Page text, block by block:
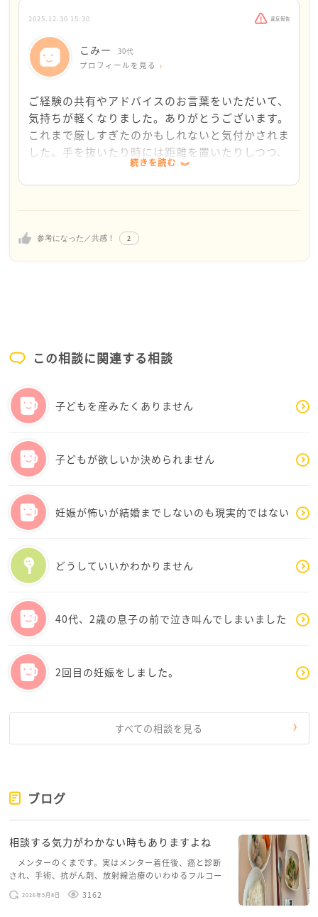
さんのご負担の重さを感じます。
正直申し上げて、その年齢のお子様を育てていて毎日
笑顔でいられるお母さんはほぼいないと思います。
てください。
私は仕事帰りのエレベーターで一人になると、今日も
頑張った！と笑顔を自分に返しています（かなり怪し
いおばさんですが）。
こみーさんは恐らくとても真面目なお母さんなのだろ
うなと想像しております。
げてください。
対しない、と心に誓いました。
お子様の安全が確保できるお部屋などに置いて、長く
は時間が取れなくてもその時間は好きな動画を見た
り、好きなアーティストの曲を聴いたり。
一瞬でも気分転換ができたら、違うかもしれません。
お母様の思い出があると、自分も近づいているのでは
と不安になられると思うのですが、今のこみーさんの
状況で神育児を継続できる親はいないと思うのです。
これではいけない、と考えることができるこみーさん
はそれだけで素敵なお母さまですよ。
受け継いでいるからに他なりませんし、こみーさんの
育児がオッケーだからですよ。
ちょっと離れる、この辺りをやってみていただけたら
嬉しいです。
少しお高いスィーツやコーヒーで、ほっとするお時間
を作っていただけたらと思います。
参考になった／共感！ 2
2025.12.30 15:30 違反報告
こみー 30代
プロフィールを見る
ご経験の共有やアドバイスのお言葉をいただいて、
気持ちが軽くなりました。ありがとうございます。
これまで厳しすぎたのかもしれないと気付かされま
した。手を抜いたり時には距離を置いたりしつつ、
気持ちを楽にいこうと思います。
続きを読む
この相談に関連する相談
子どもを産みたくありません
子どもが欲しいか決められません
妊娠が怖いが結婚までしないのも現実的ではない
どうしていいかわかりません
40代、2歳の息子の前で泣き叫んでしまいました
2回目の妊娠をしました。
すべての相談を見る
ブログ
相談する気力がわかない時もありますよね
メンターのくまです。実はメンター着任後、癌と診断
され、手術、抗がん剤、放射線治療のいわゆるフルコー
スを体験していて、しばらくメンターカフェに来られて
いませんでした。体力だけでなく、気力も落ちパソコン
2026年5月8日 3162